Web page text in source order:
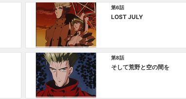
第6話
LOST JULY
第8話
そして荒野と空の間を